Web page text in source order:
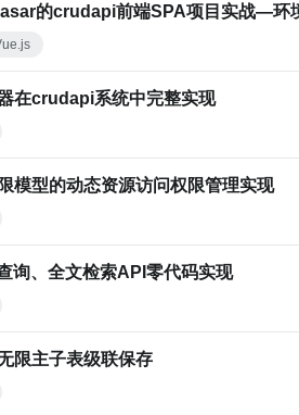
的crudapi前端SPA项目实战—环
在crudapi系统中完整实现
模型的动态资源访问权限管理实现
询、全文检索API零代码实现
限主子表级联保存